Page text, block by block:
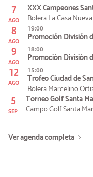
7
AGO
XXX Campeones
Bolera La Casa
8
AGO
19:00
Promoción División
9
AGO
18:00
Promoción División
12
AGO
15:00
Trofeo Ciudad de
Bolera Marcelino
5
SEP
Torneo Golf Santa
Campo Golf Santa
Ver agenda completa